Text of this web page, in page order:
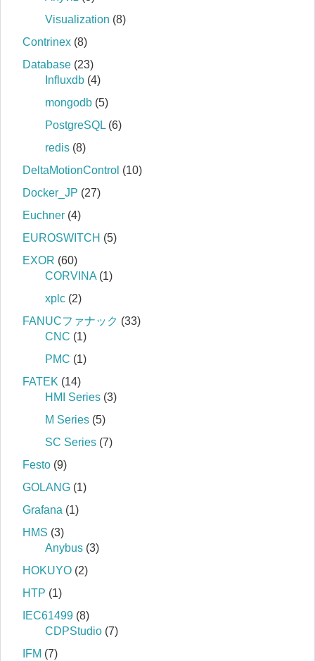
Visualization (8)
Contrinex (8)
Database (23)
Influxdb (4)
mongodb (5)
PostgreSQL(6)
redis (8)
DeltaMotionControl (10)
Docker_JP (27)
Euchner (4)
EUROSWITCH (5)
EXOR (60)
CORVINA(1)
xplc (2)
FANUCファナック (33)
CNC (1)
PMC (1)
FATEK (14)
HMI Series (3)
M Series (5)
SC Series (7)
Festo (9)
GOLANG (1)
Grafana (1)
HMS (3)
Anybus (3)
HOKUYO (2)
HTP (1)
IEC61499 (8)
CDPStudio (7)
IFM (7)